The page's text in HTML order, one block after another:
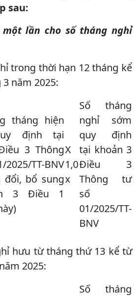
sau:
lần cho số tháng nghỉ
trong thời hạn 12 tháng kể
năm 2025:
tháng hiện
định tại
3 Thông
TT-BNV
đổi, bổ sung
3 Điều 1
X
1,0
x
Số tháng
nghỉ sớm
quy định
tại khoản 3
Điều 3
Thông tư
số
01/2025/TT-
BNV
hưu từ tháng thứ 13 kể từ
2025:
Số tháng